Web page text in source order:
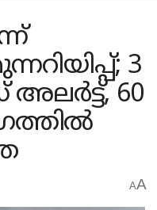
3
അലർട്ട്, 60
AA